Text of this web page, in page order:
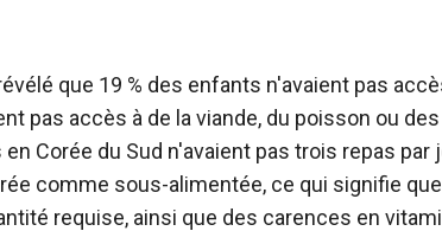
que 19 % des enfants n'avaient pas
pas accès à de la viande, du poisson ou
Corée du Sud n'avaient pas trois repas par
comme sous-alimentée, ce qui signifie
requise, ainsi que des carences en